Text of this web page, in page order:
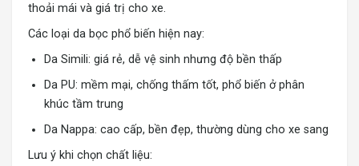
thoải mái và giá trị cho xe.
Các loại da bọc phổ biến hiện nay:
Da Simili: giá rẻ, dễ vệ sinh nhưng độ bền thấp
Da PU: mềm mại, chống thấm tốt, phổ biến ở phân
khúc tầm trung
Da Nappa: cao cấp, bền đẹp, thường dùng cho xe sang
Lưu ý khi chọn chất liệu: